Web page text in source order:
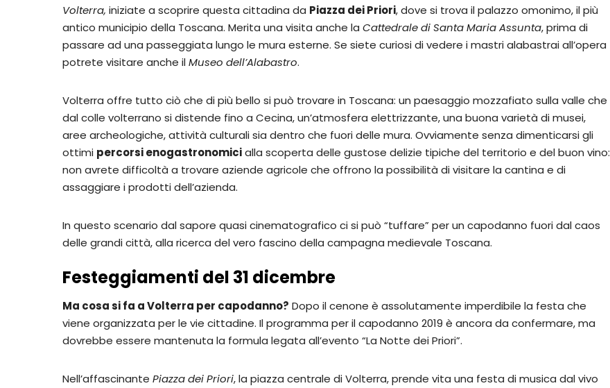
Volterra, iniziate a scoprire questa cittadina da Piazza dei Priori, dove si trova il palazzo omonimo, il più
antico municipio della Toscana. Merita una visita anche la Cattedrale di Santa Maria Assunta, prima di
passare ad una passeggiata lungo le mura esterne. Se siete curiosi di vedere i mastri alabastrai all’opera
potrete visitare anche ilMuseo dell’Alabastro.
Volterra offre tutto ciò che di più bello si può trovare in Toscana: un paesaggio mozzafiato sulla valle che
dal colle volterrano si distende fino a Cecina, un’atmosfera elettrizzante, una buona varietà di musei,
aree archeologiche, attività culturali sia dentro che fuori delle mura. Ovviamente senza dimenticarsi gli
ottimi percorsi enogastronomicialla scoperta delle gustose delizie tipiche del territorio e del buon vino:
non avrete difficoltà a trovare aziende agricole che offrono la possibilità di visitare la cantina e di
assaggiare i prodotti dell’azienda.
In questo scenario dal sapore quasi cinematografico ci si può “tuffare” per un capodanno fuori dal caos
delle grandi città, alla ricerca del vero fascino della campagna medievale Toscana.
Festeggiamenti del 31 dicembre
Ma cosa si fa a Volterra per capodanno? Dopo il cenone è assolutamente imperdibile la festa che
viene organizzata per le vie cittadine. Il programma per il capodanno 2019 è ancora da confermare, ma
dovrebbe essere mantenuta la formula legata all’evento “La Notte dei Priori”.
Nell’affascinante Piazza dei Priori, la piazza centrale di Volterra, prende vita una festa di musica dal vivo